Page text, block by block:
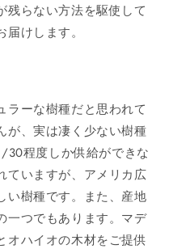
残らない方法を駆使して
けします。
ラーな樹種だと思われて
が、実は凄く少ない樹種
30程度しか供給ができな
ていますが、アメリカ広
い樹種です。また、産地
一つでもあります。マデ
オハイオの木材をご提供